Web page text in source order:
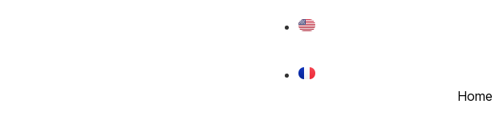
Home